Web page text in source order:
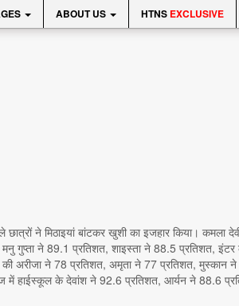
ABOUT US HTNS EXCLUSIVE
छात्रों ने मिठाइयां बांटकर खुशी का इजहार किया।
ने 89.1 प्रतिशत, शाइस्ता ने 88.5 प्रतिशत, इंटर
अरीजा ने 78 प्रतिशत, अमृता ने 77 प्रतिशत, मुस्कान
में हाईस्कूल के देवांश ने 92.6 प्रतिशत, आर्यन ने 88.6